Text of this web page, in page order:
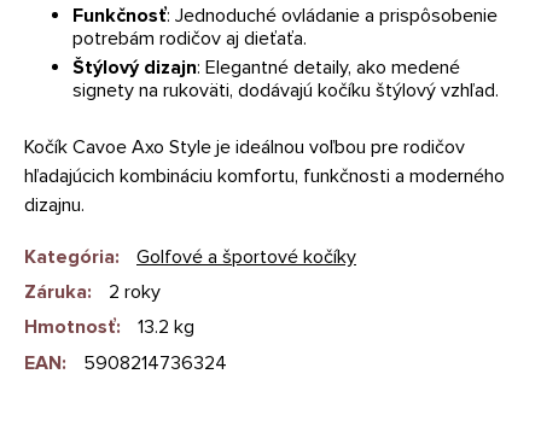
Funkčnosť: Jednoduché ovládanie a prispôsobenie
potrebám rodičov aj dieťaťa.
Štýlový dizajn: Elegantné detaily, ako medené
signety na rukoväti, dodávajú kočíku štýlový vzhľad.
Kočík Cavoe Axo Style je ideálnou voľbou pre rodičov
hľadajúcich kombináciu komfortu, funkčnosti a moderného
dizajnu.
Kategória:
Golfové a športové kočíky
Záruka:
2 roky
Hmotnosť:
13.2 kg
EAN: 5908214736324